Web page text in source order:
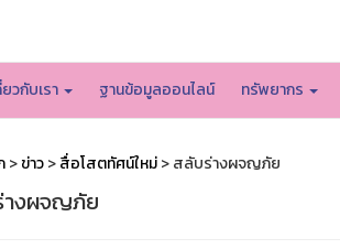
ยวกับเรา ฐานข้อมูลออนไลน์ ทรัพยากร
>ข่าว>สื่อโสตทัศน์ใหม่> สลับร่างผจญภัย
างผจญภัย